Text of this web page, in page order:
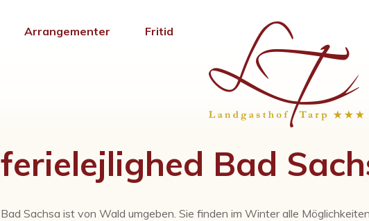
Arrangementer Fritid
ferielejlighed Bad
Bad Sachsa ist von Wald umgeben. Sie finden im Winter alle